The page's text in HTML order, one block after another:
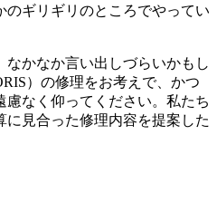
ギリギリのところでやってい
なかなか言い出しづらいかもし
）の修理をお考えで、かつ
なく仰ってください。私たち
に見合った修理内容を提案した